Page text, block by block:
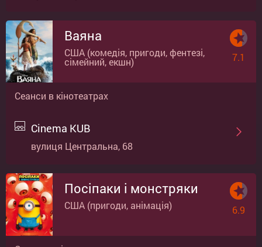
Ваяна
США (комедія, пригоди, фентезі,
сімейний, екшн) 7.1
Сеанси в кінотеатрах
Cinema KUB
вулиця Центральна, 68
Посіпаки і монстряки
США (пригоди, анімація) 6.9